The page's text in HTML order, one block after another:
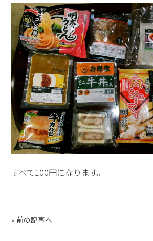
すべて100円になります。
« 前の記事へ